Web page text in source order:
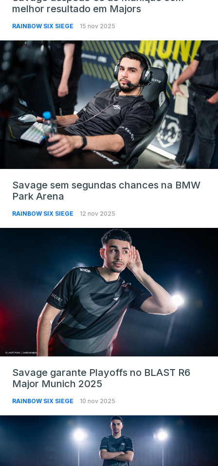
melhor resultado em Majors
RAINBOW SIX SIEGE 15 nov 2025
Savage sem segundas chances na BMW
Park Arena
RAINBOW SIX SIEGE 12 nov 2025
Savage garante Playoffs no BLAST R6
Major Munich 2025
RAINBOW SIX SIEGE 10 nov 2025